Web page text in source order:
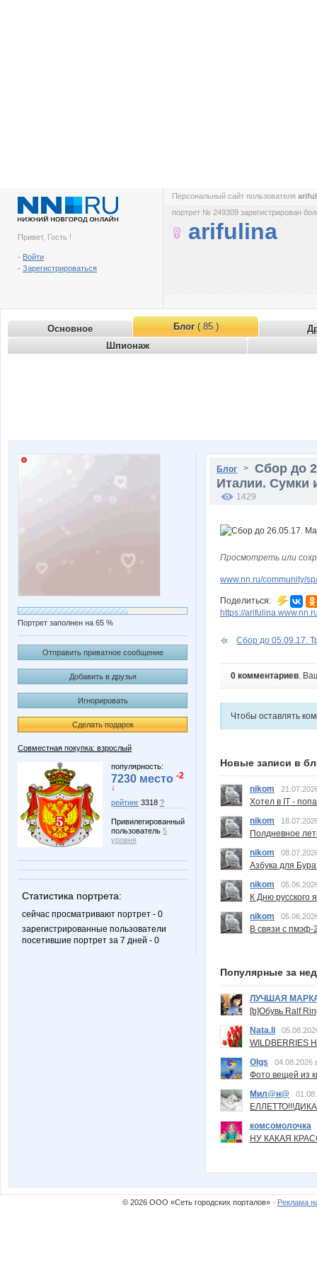
Привет, Гость !
- Войти
- Зарегистрироваться
Персональный сайт пользователя
портрет № 249309 зарегистрирован
arifulina
Основное Блог( 85 )
Шпионаж
Портрет заполнен на 65 %
Отправить приватное сообщение
Добавить в друзья
Игнорировать
Сделать подарок
Совместная покупка: взрослый
популярность:
7230 место -2
↓
рейтинг 3318 ?
Привилегированный
пользователь 5
уровня
Статистика портрета:
сейчас просматривают портрет - 0
зарегистрированные пользователи
посетившие портрет за 7 дней - 0
Блог > Сбор до
Италии. Сумки
1429
Просмотреть или
www.nn.ru/community/
Поделиться:
https://
Сбор до 05.09.17.
0 комментариев.
Чтобы оставлять
Новые записи в
nikom
Хотел в IT -
nikom
Полдневное
nikom
Азбука для
nikom
К Дню русского
nikom
В связи с пмэф-
Популярные за
ЛУЧШАЯ
[b]Обувь Ralf
Nata.li
Olgs
04.08.2026
Фото вещей из
Мил@н@
комсомолочка
НУ КАКАЯ
© 2026 ООО «Сеть городских порталов» · Реклама